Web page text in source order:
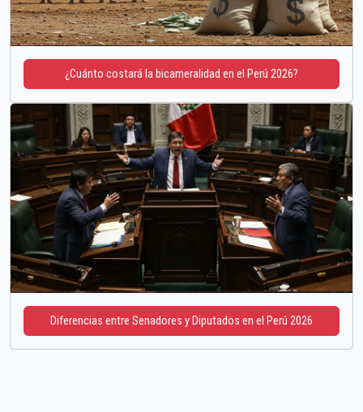
¿Cuánto costará la bicameralidad en el Perú 2026?
Diferencias entre Senadores y Diputados en el Perú 2026